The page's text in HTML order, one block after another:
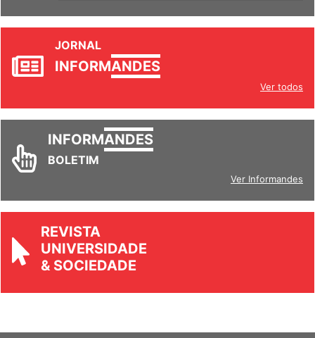
JORNAL
INFORMANDES
Ver todos
INFORMANDES
BOLETIM
Ver Informandes
REVISTA
UNIVERSIDADE
& SOCIEDADE